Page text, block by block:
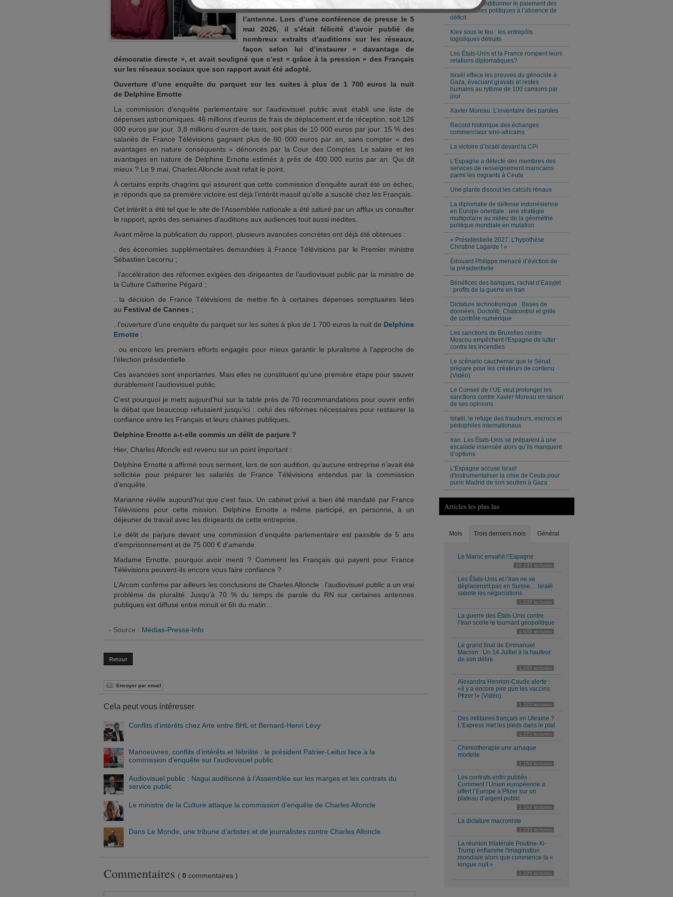
Télévisionset par ses vedettes placées à
l’antenne. Lors d’une conférence de presse le 5
mai 2026, il s’était félicité d’avoir publié de
nombreux extraits d’auditions sur les réseaux,
façon selon lui d’instaurer « davantage de
démocratie directe », et avait souligné que c’est « grâce à la pression » des Français
sur les réseaux sociaux que son rapport avait été adopté.
Ouverture d’une enquête du parquet sur les suites à plus de 1 700 euros la nuit
de Delphine Ernotte
La commission d’enquête parlementaire sur l’audiovisuel public avait établi une liste de
dépenses astronomiques. 46 millions d’euros de frais de déplacement et de réception, soit 126
000 euros par jour. 3,8 millions d’euros de taxis, soit plus de 10 000 euros par jour. 15 % des
salariés de France Télévisions gagnant plus de 80 000 euros par an, sans compter « des
avantages en nature conséquents » dénoncés par la Cour des Comptes. Le salaire et les
avantages en nature de Delphine Ernotte estimés à près de 400 000 euros par an. Qui dit
mieux ? Le 9 mai, Charles Alloncle avait refait le point.
À certains esprits chagrins qui assurent que cette commission d’enquête aurait été un échec,
je réponds que sa première victoire est déjà l’intérêt massif qu’elle a suscité chez les Français.
Cet intérêt a été tel que le site de l’Assemblée nationale a été saturé par un afflux us consulter
le rapport, après des semaines d’auditions aux audiences tout aussi inédites.
Avant même la publication du rapport, plusieurs avancées concrètes ont déjà été obtenues :
. des économies supplémentaires demandées à France Télévisions par le Premier ministre
Sébastien Lecornu ;
. l’accélération des réformes exigées des dirigeantes de l’audiovisuel public par la ministre de
la Culture Catherine Pégard ;
. la décision de France Télévisions de mettre fin à certaines dépenses somptuaires liées
au Festival de Cannes ;
. l’ouverture d’une enquête du parquet sur les suites à plus de 1 700 euros la nuit de Delphine
Ernotte ;
. ou encore les premiers efforts engagés pour mieux garantir le pluralisme à l’approche de
l’élection présidentielle.
Ces avancées sont importantes. Mais elles ne constituent qu’une première étape pour sauver
durablement l’audiovisuel public.
C’est pourquoi je mets aujourd’hui sur la table près de 70 recommandations pour ouvrir enfin
le débat que beaucoup refusaient jusqu’ici : celui des réformes nécessaires pour restaurer la
confiance entre les Français et leurs chaines publiques.
Delphine Ernotte a-t-elle commis un délit de parjure ?
Hier, Charles Alloncle est revenu sur un point important :
Delphine Ernotte a affirmé sous serment, lors de son audition, qu’aucune entreprise n’avait été
sollicitée pour préparer les salariés de France Télévisions entendus par la commission
d’enquête.
Marianne révèle aujourd’hui que c’est faux. Un cabinet privé a bien été mandaté par France
Télévisions pour cette mission. Delphine Ernotte a même participé, en personne, à un
déjeuner de travail avec les dirigeants de cette entreprise.
Le délit de parjure devant une commission d’enquête parlementaire est passible de 5 ans
d’emprisonnement et de 75 000 € d’amende.
Madame Ernotte, pourquoi avoir menti ? Comment les Français qui payent pour France
Télévisions peuvent-ils encore vous faire confiance ?
L’Arcom confirme par ailleurs les conclusions de Charles Alloncle : l’audiovisuel public a un vrai
problème de pluralité. Jusqu’à 70 % du temps de parole du RN sur certaines antennes
publiques est diffusé entre minuit et 6h du matin…
- Source : Médias-Presse-Info
Retour
Envoyer par email
Cela peut vous intéresser
Conflits d’intérêts chez Arte entre BHL et Bernard-Henri Lévy
Manoeuvres, conflits d’intérêts et fébrilité : le président Patrier-Leitus face à la
commission d’enquête sur l’audiovisuel public
Audiovisuel public : Nagui auditionné à l’Assemblée sur les marges et les contrats du
service public
Le ministre de la Culture attaque la commission d’enquête de Charles Alloncle
Dans Le Monde, une tribune d’artistes et de journalistes contre Charles Alloncle
Commentaires ( 0 commentaires )
Milei veut conditionner le paiement des
responsables politiques à l’absence de
déficit
Kiev sous le feu : les entrepôts
logistiques détruits
Les États-Unis et la France rompent leurs
relations diplomatiques?
Israël efface les preuves du génocide à
Gaza, évacuant gravats et restes
humains au rythme de 100 camions par
jour
Xavier Moreau. L’inventaire des paroles
Record historique des échanges
commerciaux sino-africains
La victoire d’Israël devant la CPI
L’Espagne a détecté des membres des
services de renseignement marocains
parmi les migrants à Ceuta
Une plante dissout les calculs rénaux
La diplomatie de défense indonésienne
en Europe orientale : une stratégie
multipolaire au milieu de la géométrie
politique mondiale en mutation
« Présidentielle 2027. L’hypothèse
Christine Lagarde ! »
Édouard Philippe menacé d’éviction de
la présidentielle
Bénéfices des banques, rachat d’Easyjet
: profits de la guerre en Iran
Dictature technotronique : Bases de
données, Doctolib, Chatcontrol et grille
de contrôle numérique
Les sanctions de Bruxelles contre
Moscou empêchent l'Espagne de lutter
contre les incendies
Le scénario cauchemar que le Sénat
prépare pour les créateurs de contenu
(Vidéo)
Le Conseil de l’UE veut prolonger les
sanctions contre Xavier Moreau en raison
de ses opinions
Israël, le refuge des fraudeurs, escrocs et
pédophiles internationaux
Iran. Les États-Unis se préparent à une
escalade insensée alors qu’ils manquent
d’options
L'Espagne accuse Israël
d'instrumentaliser la crise de Ceuta pour
punir Madrid de son soutien à Gaza
Articles les plus lus
Mois Trois derniers mois Général
Le Maroc envahit l’Espagne
20,133 lectures
Les États-Unis et l’Iran ne se
déplaceront pas en Suisse… Israël
sabote les négociations
1,638 lectures
La guerre des États-Unis contre
l’Iran scelle le tournant géopolitique
1,635 lectures
Le grand final de Emmanuel
Macron : Un 14 Juillet à la hauteur
de son délire
1,265 lectures
Alexandra Henrion-Caude alerte :
«Il y a encore pire que les vaccins
Pfizer !» (Vidéo)
1,222 lectures
Des militaires français en Ukraine ?
L’Express met les pieds dans le plat
1,171 lectures
Chimiotherapie une arnaque
mortelle
1,154 lectures
Les contrats enfin publiés :
Comment l’Union européenne a
offert l’Europe à Pfizer sur un
plateau d’argent public
1,144 lectures
La dictature macroniste
1,133 lectures
La réunion trilatérale Poutine-Xi-
Trump enflamme l'imagination
mondiale alors que commence la «
longue nuit »
1,126 lectures